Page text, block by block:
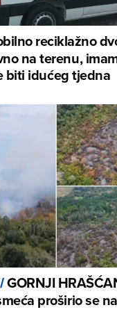
reciklažno
na terenu,
biti idućeg tjedna
/GORNJI
proširio se